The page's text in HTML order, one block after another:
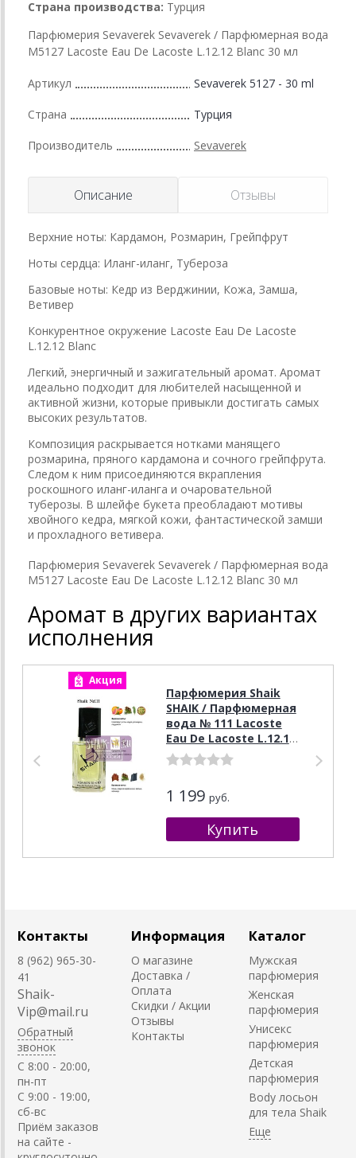
Страна производства: Турция
Парфюмерия Sevaverek Sevaverek / Парфюмерная вода
M5127 Lacoste Eau De Lacoste L.12.12 Blanc 30 мл
Артикул Sevaverek 5127 - 30 ml
Страна Турция
Производитель Sevaverek
Описание Отзывы
Верхние ноты: Кардамон, Розмарин, Грейпфрут
Ноты сердца: Иланг-иланг, Тубероза
Базовые ноты: Кедр из Верджинии, Кожа, Замша,
Ветивер
Конкурентное окружение Lacoste Eau De Lacoste
L.12.12 Blanc
Легкий, энергичный и зажигательный аромат. Аромат
идеально подходит для любителей насыщенной и
активной жизни, которые привыкли достигать самых
высоких результатов.
Композиция раскрывается нотками манящего
розмарина, пряного кардамона и сочного грейпфрута.
Следом к ним присоединяются вкрапления
роскошного иланг-иланга и очаровательной
туберозы. В шлейфе букета преобладают мотивы
хвойного кедра, мягкой кожи, фантастической замши
и прохладного ветивера.
Парфюмерия Sevaverek Sevaverek / Парфюмерная вода
M5127 Lacoste Eau De Lacoste L.12.12 Blanc 30 мл
Аромат в других вариантах
исполнения
Акция
Парфюмерия Shaik
SHAIK / Парфюмерная
вода № 111 Lacoste
Eau De Lacoste L.12.12
Blanc, 50 мл.
1 199 руб.
Контакты
8 (962) 965-30-
41
Shaik-
Vip@mail.ru
Обратный
звонок
C 8:00 - 20:00,
пн-пт
С 9:00 - 19:00,
сб-вс
Приём заказов
на сайте -
Информация
О магазине
Доставка /
Оплата
Скидки / Акции
Отзывы
Контакты
Каталог
Мужская
парфюмерия
Женская
парфюмерия
Унисекс
парфюмерия
Детская
парфюмерия
Body лосьон
для тела Shaik